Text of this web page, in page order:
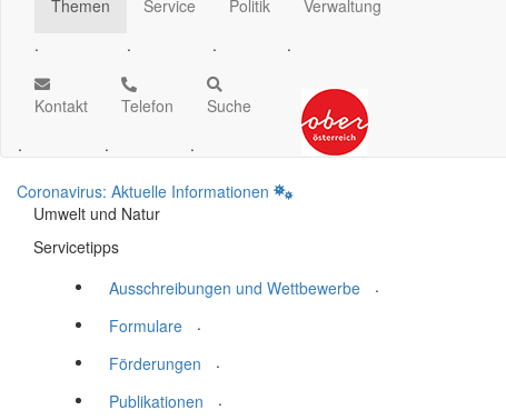
Themen
.
Service
.
Politik
.
Verwaltung
.
Kontakt
.
Telefon
.
Suche
.
Coronavirus: Aktuelle Informationen
Umwelt und Natur
Servicetipps
Ausschreibungen und Wettbewerbe
.
Formulare
.
Förderungen
.
Publikationen
.